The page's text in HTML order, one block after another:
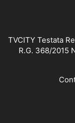
TVCITY Testata
R.G. 368/2015